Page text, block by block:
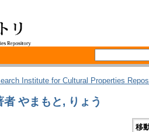
Institute for Cultural Properties
やまもと, りょう
移